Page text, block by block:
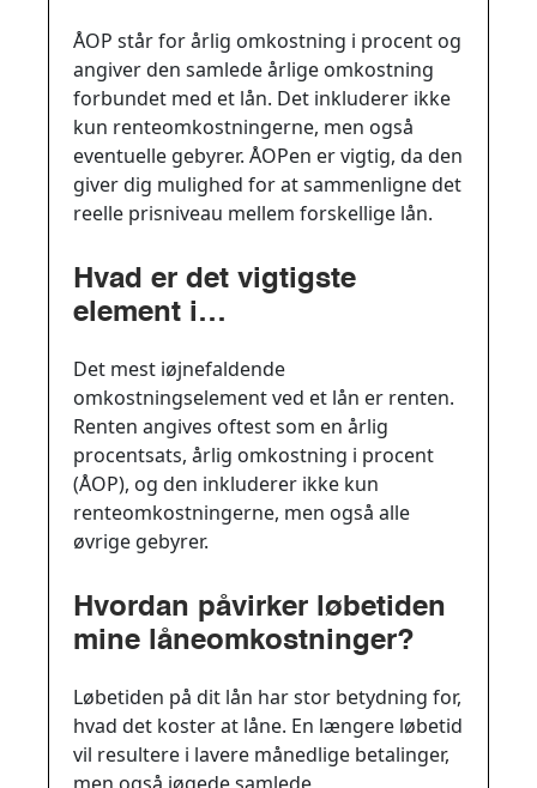
ÅOP står for årlig omkostning i procent og
angiver den samlede årlige omkostning
forbundet med et lån. Det inkluderer ikke
kun renteomkostningerne, men også
eventuelle gebyrer. ÅOPen er vigtig, da den
giver dig mulighed for at sammenligne det
reelle prisniveau mellem forskellige lån.
Hvad er det vigtigste
element i
Det mest iøjnefaldende
omkostningselement ved et lån er renten.
Renten angives oftest som en årlig
procentsats, årlig omkostning i procent
(ÅOP), og den inkluderer ikke kun
renteomkostningerne, men også alle
øvrige gebyrer.
Hvordan påvirker løbetiden
mine låneomkostninger?
Løbetiden på dit lån har stor betydning for,
hvad det koster at låne. En længere løbetid
vil resultere i lavere månedlige betalinger,